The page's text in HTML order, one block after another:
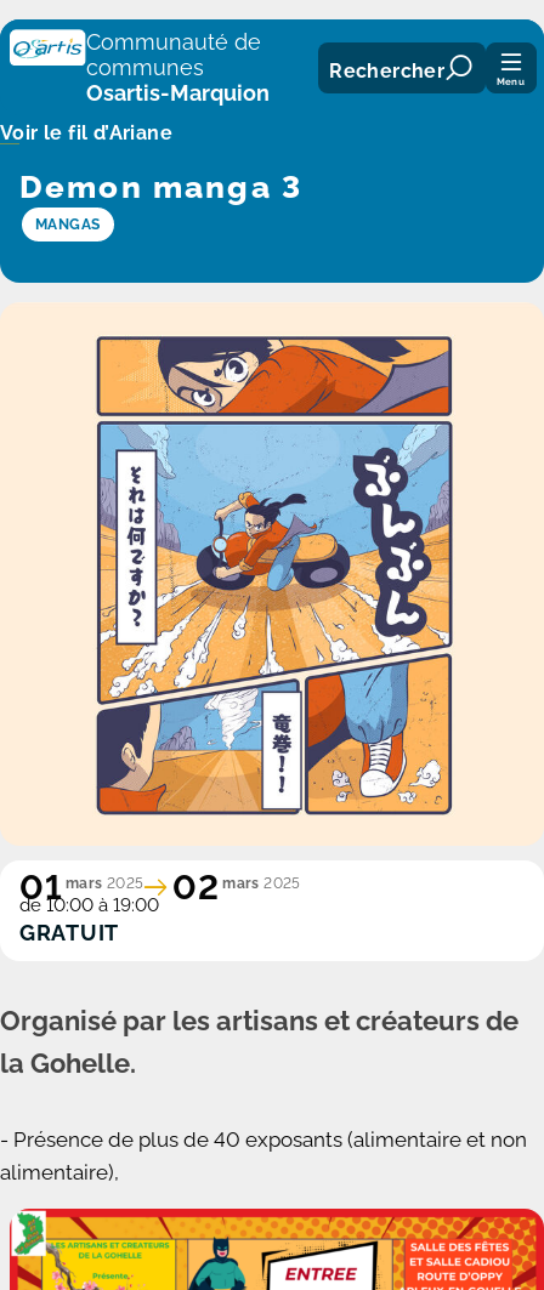
Panneau de gestion des cookies
Communauté de
communes
Osartis-Marquion
Rechercher Menu
Voir le fil d’Ariane
Demon manga 3
MANGAS
01mars 2025 02 mars 2025
de 10:00 à 19:00
GRATUIT
Organisé par les artisans et créateurs de
la Gohelle.
- Présence de plus de 40 exposants (alimentaire et non
alimentaire),